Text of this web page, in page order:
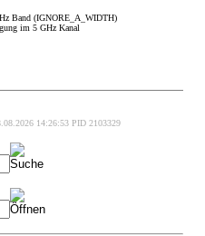
Band (IGNORE_A_WIDTH)
im 5 GHz Kanal
14:26:53 PID 2103329